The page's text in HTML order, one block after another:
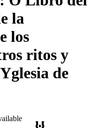
la
los
ritos y
de